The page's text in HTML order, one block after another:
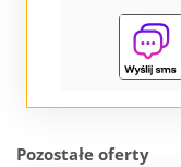
Pozostałe oferty